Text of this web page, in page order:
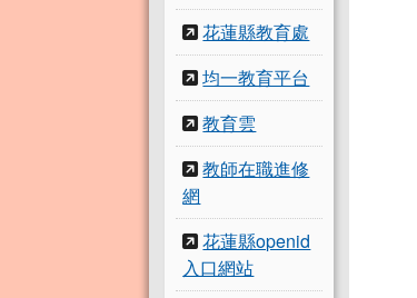
花蓮縣教育處
均一教育平台
教育雲
教師在職進修
網
花蓮縣openid
入口網站